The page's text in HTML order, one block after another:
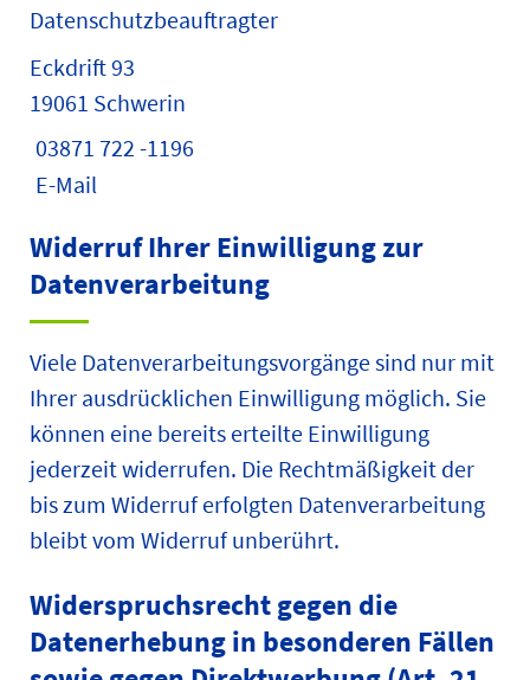
Datenschutzbeauftragter
Eckdrift 93
19061 Schwerin
03871 722 -1196
E-Mail
Widerruf Ihrer Einwilligung zur
Datenverarbeitung
Viele Datenverarbeitungsvorgänge sind nur mit
Ihrer ausdrücklichen Einwilligung möglich. Sie
können eine bereits erteilte Einwilligung
jederzeit widerrufen. Die Rechtmäßigkeit der
bis zum Widerruf erfolgten Datenverarbeitung
bleibt vom Widerruf unberührt.
Widerspruchsrecht gegen die
Datenerhebung in besonderen Fällen